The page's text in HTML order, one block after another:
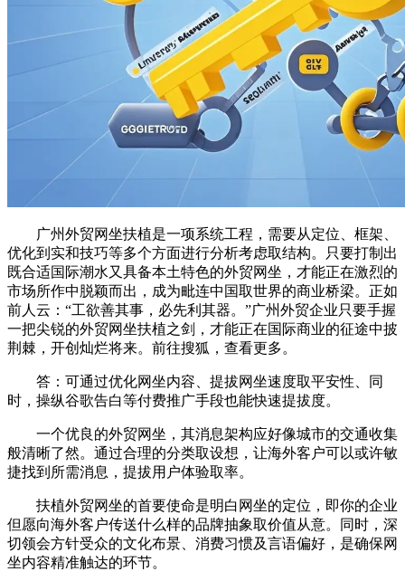
广州外贸网坐扶植是一项系统工程，需要从定位、框架、
优化到实和技巧等多个方面进行分析考虑取结构。只要打制出
既合适国际潮水又具备本土特色的外贸网坐，才能正在激烈的
市场所作中脱颖而出，成为毗连中国取世界的商业桥梁。正如
前人云：“工欲善其事，必先利其器。”广州外贸企业只要手握
一把尖锐的外贸网坐扶植之剑，才能正在国际商业的征途中披
荆棘，开创灿烂将来。前往搜狐，查看更多。
答：可通过优化网坐内容、提拔网坐速度取平安性、同
时，操纵谷歌告白等付费推广手段也能快速提拔度。
一个优良的外贸网坐，其消息架构应好像城市的交通收集
般清晰了然。通过合理的分类取设想，让海外客户可以或许敏
捷找到所需消息，提拔用户体验取率。
扶植外贸网坐的首要使命是明白网坐的定位，即你的企业
但愿向海外客户传送什么样的品牌抽象取价值从意。同时，深
切领会方针受众的文化布景、消费习惯及言语偏好，是确保网
坐内容精准触达的环节。